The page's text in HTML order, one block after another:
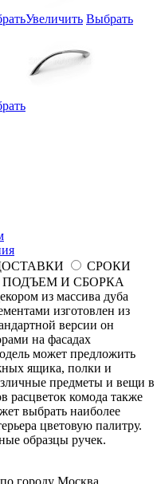
Увеличить Выбрать
СРОКИ
ПОДЪЕМ И СБОРКА
из массива дуба
изготовлен из
версии он
на фасадах
может предложить
ящика, полки и
предметы и вещи в
расцветок комода также
выбрать наиболее
цветовую палитру.
образцы ручек.